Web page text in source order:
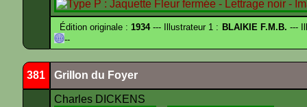
Édition originale :1934--- Illustrateur 1 : BLAIKIE F.M.B. ---
--
381 Grillon du Foyer
Charles DICKENS